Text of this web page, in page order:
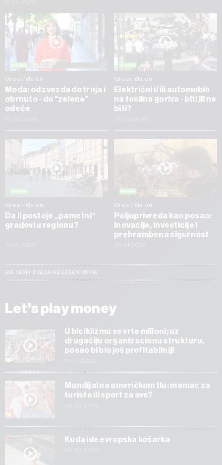
Green Vision
Moda: od zvezda do trnja i
obrnuto - do "zelene"
odeće
Green Vision
Električni i/ili automobili
na fosilna goriva - biti ili ne
biti?
Green Vision
Da li postoje „pametni“
gradovi u regionu?
Green Vision
Poljoprivreda kao posao:
inovacije, investicije i
prehrambena sigurnost
SVE VESTI IZ RUBRIKE GREEN VISION
Let’s play money
U biciklizmu se vrte milioni; uz
drugačiju organizacionu strukturu,
posao bi bio još profitabilniji
Mundijal na američkom tlu: mamac za
turiste ili sport za sve?
Kuda ide evropska košarka